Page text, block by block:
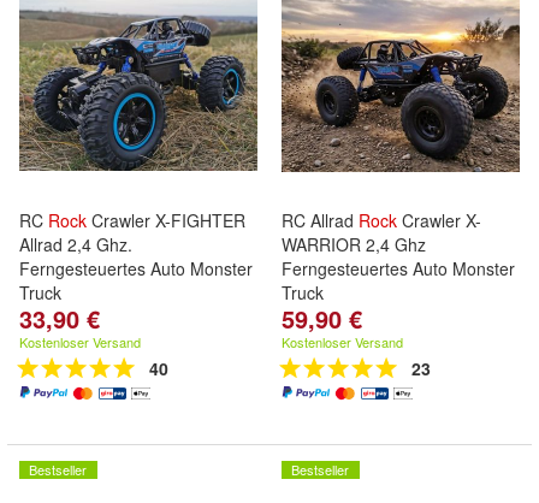
RC Rock Crawler X-FIGHTER
Allrad 2,4 Ghz.
Ferngesteuertes Auto Monster
Truck
33,90 €
Kostenloser Versand
40
RC Allrad Rock Crawler X-
WARRIOR 2,4 Ghz
Ferngesteuertes Auto Monster
Truck
59,90 €
Kostenloser Versand
23
Bestseller Bestseller